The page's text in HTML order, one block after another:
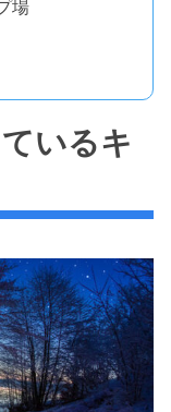
場
いるキ